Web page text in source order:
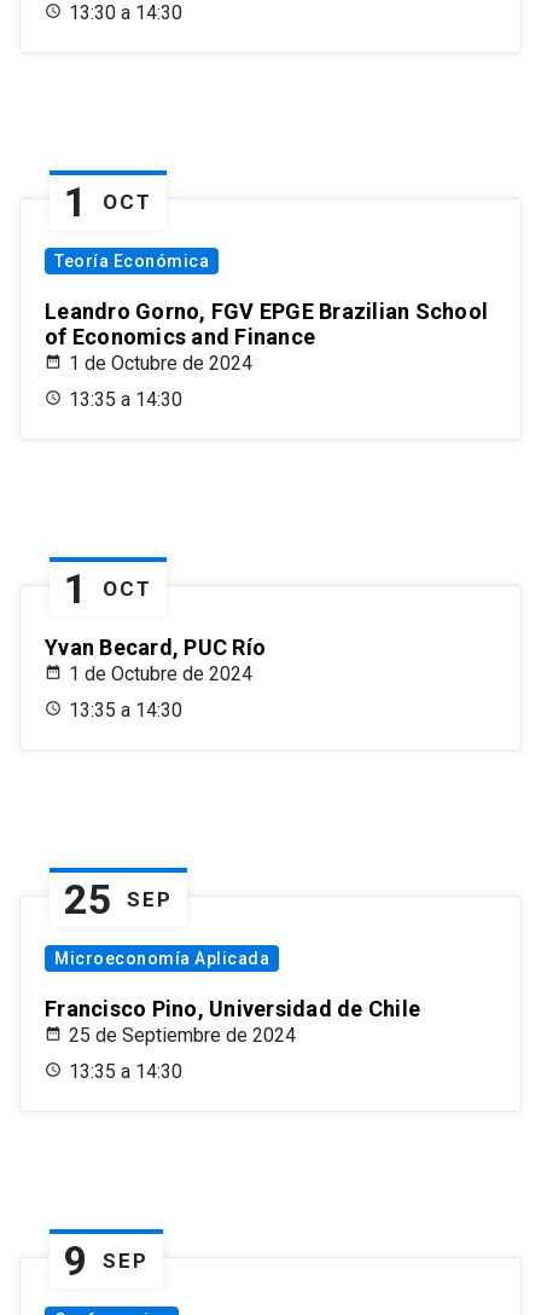
13:30 a 14:30
1 OCT
Teoría Económica
Leandro Gorno, FGV EPGE Brazilian School
of Economics and Finance
1 de Octubre de 2024
13:35 a 14:30
1 OCT
Yvan Becard, PUC Río
1 de Octubre de 2024
13:35 a 14:30
25 SEP
Microeconomía Aplicada
Francisco Pino, Universidad de Chile
25 de Septiembre de 2024
13:35 a 14:30
9 SEP